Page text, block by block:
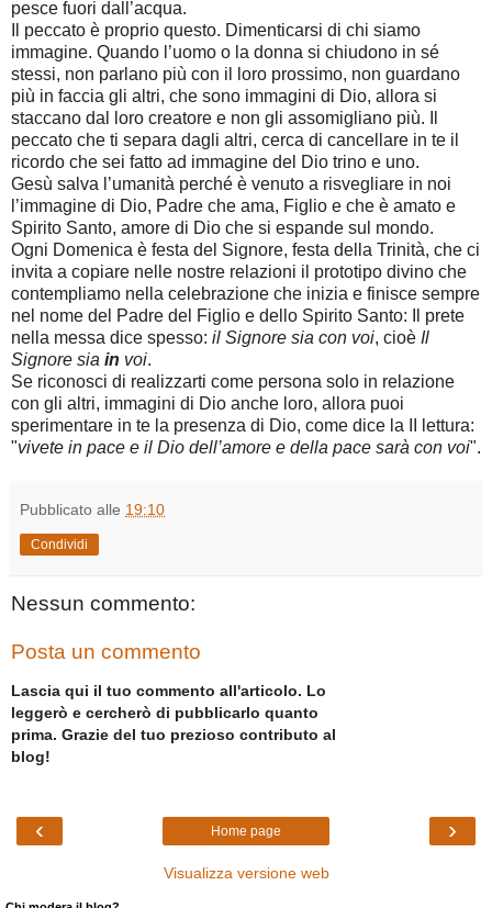
pesce fuori dall’acqua.
Il peccato è proprio questo. Dimenticarsi di chi siamo
immagine. Quando l’uomo o la donna si chiudono in sé
stessi, non parlano più con il loro prossimo, non guardano
più in faccia gli altri, che sono immagini di Dio, allora si
staccano dal loro creatore e non gli assomigliano più. Il
peccato che ti separa dagli altri, cerca di cancellare in te il
ricordo che sei fatto ad immagine del Dio trino e uno.
Gesù salva l’umanità perché è venuto a risvegliare in noi
l’immagine di Dio, Padre che ama, Figlio e che è amato e
Spirito Santo, amore di Dio che si espande sul mondo.
Ogni Domenica è festa del Signore, festa della Trinità, che ci
invita a copiare nelle nostre relazioni il prototipo divino che
contempliamo nella celebrazione che inizia e finisce sempre
nel nome del Padre del Figlio e dello Spirito Santo: Il prete
nella messa dice spesso: il Signore sia con voi, cioè Il
Signore sia in voi.
Se riconosci di realizzarti come persona solo in relazione
con gli altri, immagini di Dio anche loro, allora puoi
sperimentare in te la presenza di Dio, come dice la II lettura:
"vivete in pace e il Dio dell’amore e della pace sarà con voi".
Pubblicato alle 19:10
Condividi
Nessun commento:
Posta un commento
Lascia qui il tuo commento all'articolo. Lo
leggerò e cercherò di pubblicarlo quanto
prima. Grazie del tuo prezioso contributo al
blog!
‹ ›
Home page
Visualizza versione web